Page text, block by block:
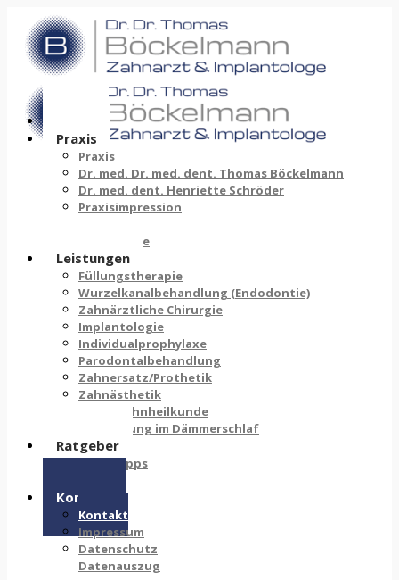
Praxis
Praxis
Dr. med. Dr. med. dent. Thomas Böckelmann
Dr. med. dent. Henriette Schröder
Praxisimpression
Philosophie
Leistungen
Füllungstherapie
Wurzelkanalbehandlung (Endodontie)
Zahnärztliche Chirurgie
Implantologie
Individualprophylaxe
Parodontalbehandlung
Zahnersatz/Prothetik
Zahnästhetik
Kinderzahnheilkunde
Behandlung im Dämmerschlaf
Ratgeber
Pflegetipps
Kontakt
Kontakt
Impressum
Datenschutz
Datenauszug